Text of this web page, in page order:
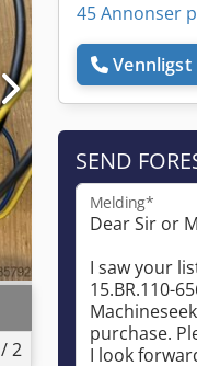
/2
45 Annonser
SEND
Melding*